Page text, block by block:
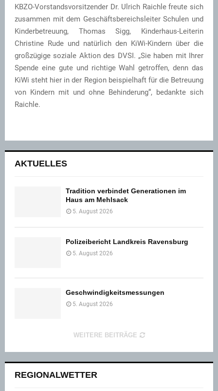
KBZO-Vorstandsvorsitzender Dr. Ulrich Raichle freute sich
zusammen mit dem Geschäftsbereichsleiter Schulen und
Kinderbetreuung, Thomas Sigg, Kinderhaus-Leiterin
Christine Rude und natürlich den KiWi-Kindern über die
großzügige soziale Aktion des DVSI. „Sie haben mit Ihrer
Spende eine gute und richtige Wahl getroffen, denn das
KiWi steht hier in der Region beispielhaft für die Betreuung
von Kindern mit und ohne Behinderung“, bedankte sich
Raichle.
AKTUELLES
Tradition verbindet Generationen im
Haus am Mehlsack
5. August 2026
Polizeibericht Landkreis Ravensburg
5. August 2026
Geschwindigkeitsmessungen
5. August 2026
WEITERE BEITRÄGE
REGIONALWETTER